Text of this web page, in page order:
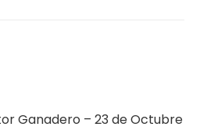
Ganadero – 23 de Octubre